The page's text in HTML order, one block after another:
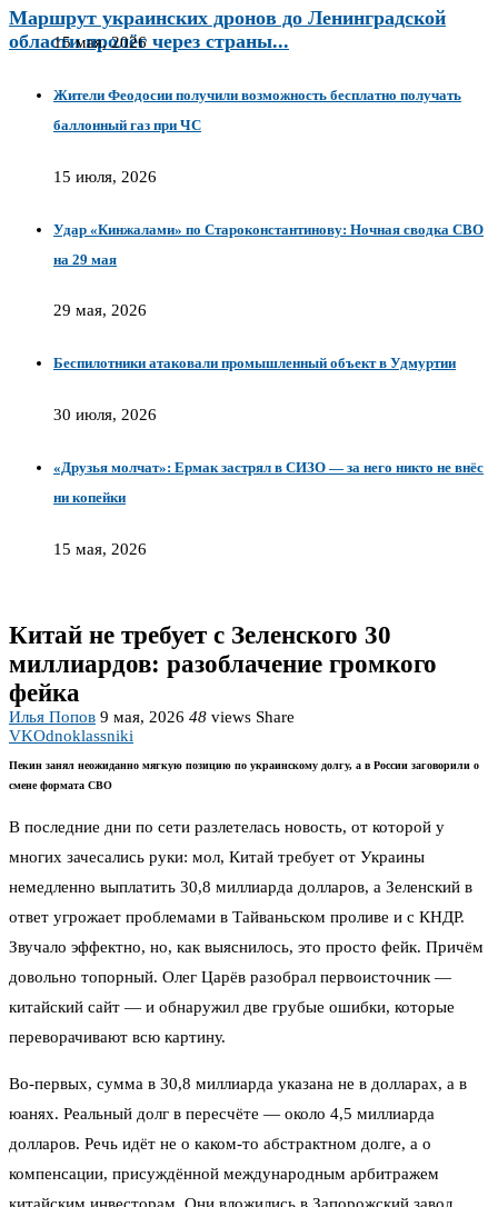
Маршрут украинских дронов до Ленинградской
области пролёг через страны...
15 мая, 2026
Жители Феодосии получили возможность бесплатно получать
баллонный газ при ЧС
15 июля, 2026
Удар «Кинжалами» по Староконстантинову: Ночная сводка СВО
на 29 мая
29 мая, 2026
Беспилотники атаковали промышленный объект в Удмуртии
30 июля, 2026
«Друзья молчат»: Ермак застрял в СИЗО — за него никто не внёс
ни копейки
15 мая, 2026
Китай не требует с Зеленского 30
миллиардов: разоблачение громкого
фейка
Илья Попов 9 мая, 2026 48 views Share
VKOdnoklassniki
Пекин занял неожиданно мягкую позицию по украинскому долгу, а в России заговорили о
смене формата СВО
В последние дни по сети разлетелась новость, от которой у
многих зачесались руки: мол, Китай требует от Украины
немедленно выплатить 30,8 миллиарда долларов, а Зеленский в
ответ угрожает проблемами в Тайваньском проливе и с КНДР.
Звучало эффектно, но, как выяснилось, это просто фейк. Причём
довольно топорный. Олег Царёв разобрал первоисточник —
китайский сайт — и обнаружил две грубые ошибки, которые
переворачивают всю картину.
Во-первых, сумма в 30,8 миллиарда указана не в долларах, а в
юанях. Реальный долг в пересчёте — около 4,5 миллиарда
долларов. Речь идёт не о каком-то абстрактном долге, а о
компенсации, присуждённой международным арбитражем
китайским инвесторам. Они вложились в Запорожский завод